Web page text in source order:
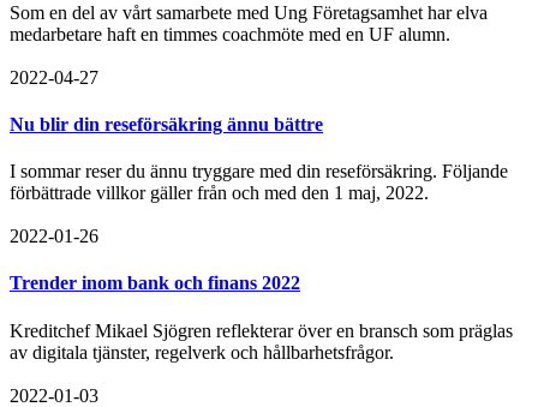
Som en del av vårt samarbete med Ung Företagsamhet har elva
medarbetare haft en timmes coachmöte med en UF alumn.
2022-04-27
Nu blir din reseförsäkring ännu bättre
I sommar reser du ännu tryggare med din reseförsäkring. Följande
förbättrade villkor gäller från och med den 1 maj, 2022.
2022-01-26
Trender inom bank och finans 2022
Kreditchef Mikael Sjögren reflekterar över en bransch som präglas
av digitala tjänster, regelverk och hållbarhetsfrågor.
2022-01-03